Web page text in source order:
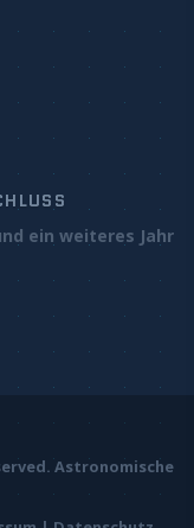
ein weiteres Jahr
Astronomische